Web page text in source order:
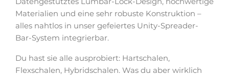
Materialien und eine sehr robuste Konstruktion –
alles nahtlos in unser gefeiertes Unity-Spreader-
Bar-System integrierbar.
Du hast sie alle ausprobiert: Hartschalen,
Flexschalen, Hybridschalen. Was du aber wirklich